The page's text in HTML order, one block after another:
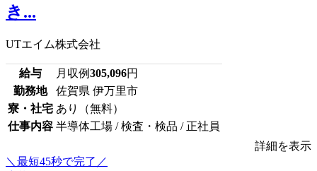
き...
UTエイム株式会社
給与 月収例305,096円
勤務地
佐賀県 伊万里市
寮・社宅 あり（無料）
仕事内容 半導体工場 / 検査・検品 / 正社員
詳細を表示
＼最短45秒で完了／